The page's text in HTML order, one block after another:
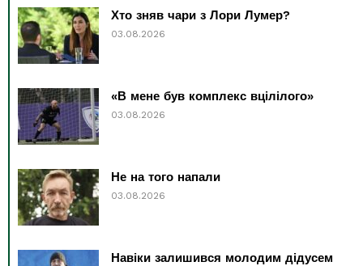
Хто зняв чари з Лори Лумер?
03.08.2026
«В мене був комплекс вцілілого»
03.08.2026
Не на того напали
03.08.2026
Навіки залишився молодим дідусем